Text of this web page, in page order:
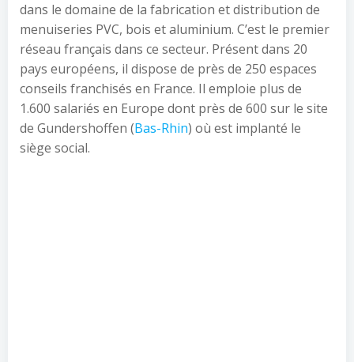
dans le domaine de la fabrication et distribution de
menuiseries PVC, bois et aluminium. C’est le premier
réseau français dans ce secteur. Présent dans 20
pays européens, il dispose de près de 250 espaces
conseils franchisés en France. Il emploie plus de
1.600 salariés en Europe dont près de 600 sur le site
de Gundershoffen (Bas-Rhin) où est implanté le
siège social.